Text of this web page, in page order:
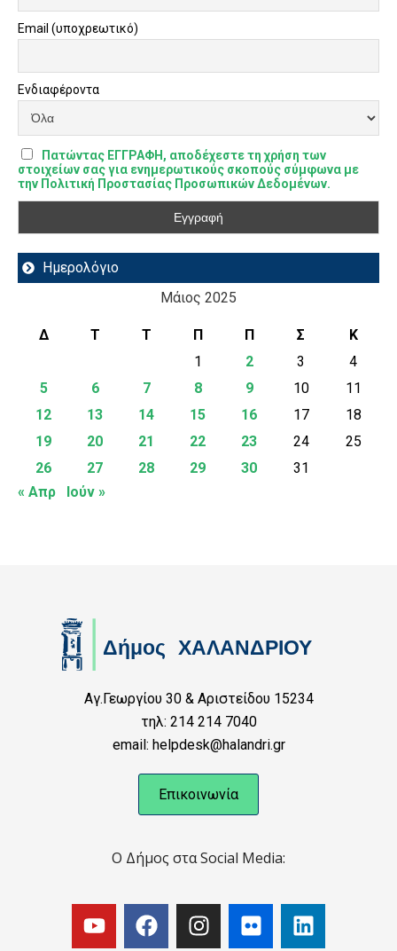
Email (υποχρεωτικό)
Ενδιαφέροντα
Πατώντας ΕΓΓΡΑΦΗ, αποδέχεστε τη χρήση των
στοιχείων σας για ενημερωτικούς σκοπούς σύμφωνα με
την Πολιτική Προστασίας Προσωπικών Δεδομένων.
Ημερολόγιο
Μάιος 2025
Δ Τ Τ Π Π Σ
Κ
1
2 3
4
5
6 7 8 9 10
11
12
13 14 15 16 17
18
19
20 21 22 23 24
25
26
27 28 29 30
31
« Απρ
Ιούν »
Αγ.Γεωργίου 30 & Αριστείδου 15234
τηλ: 214 214 7040
email: helpdesk@halandri.gr
Επικοινωνία
Ο Δήμος στα Social Media: